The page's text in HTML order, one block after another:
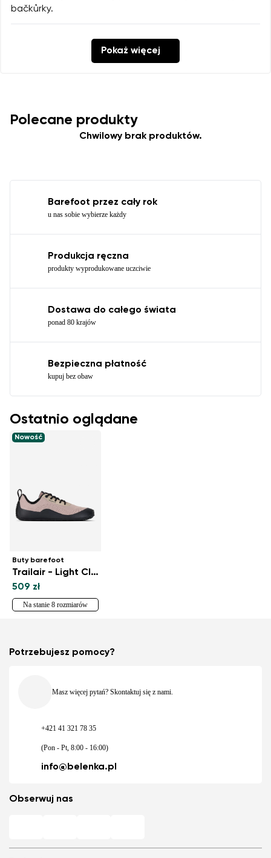
bačkůrky.
Pokaż więcej
Polecane produkty
Chwilowy brak produktów.
Barefoot przez cały rok
u nas sobie wybierze każdy
Produkcja ręczna
produkty wyprodukowane uczciwie
Dostawa do całego świata
ponad 80 krajów
Bezpieczna płatność
kupuj bez obaw
Ostatnio oglądane
Nowość
Buty barefoot
Trailair - Light Clay
509 zł
Na stanie 8 rozmiarów
Potrzebujesz pomocy?
Masz więcej pytań? Skontaktuj się z nami.
+421 41 321 78 35
(Pon - Pt, 8:00 - 16:00)
info@belenka.pl
Obserwuj nas